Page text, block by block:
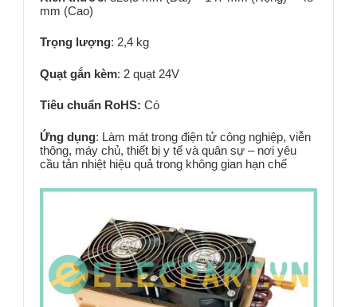
mm (Cao)
Trọng lượng: 2,4 kg
Quạt gắn kèm: 2 quạt 24V
Tiêu chuẩn RoHS: Có
Ứng dụng: Làm mát trong điện tử công nghiệp, viễn
thông, máy chủ, thiết bị y tế và quân sự – nơi yêu
cầu tản nhiệt hiệu quả trong không gian hạn chế